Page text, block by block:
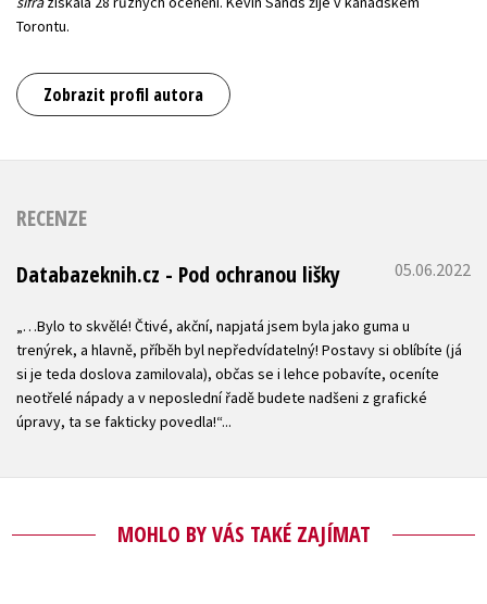
Torontu.
Zobrazit profil autora
RECENZE
Databazeknih.cz - Pod ochranou lišky
05.06.2022
„…Bylo to skvělé! Čtivé, akční, napjatá jsem byla jako guma u
trenýrek, a hlavně, příběh byl nepředvídatelný! Postavy si oblíbíte (já
si je teda doslova zamilovala), občas se i lehce pobavíte, oceníte
neotřelé nápady a v neposlední řadě budete nadšeni z grafické
úpravy, ta se fakticky povedla!“...
MOHLO BY VÁS TAKÉ ZAJÍMAT